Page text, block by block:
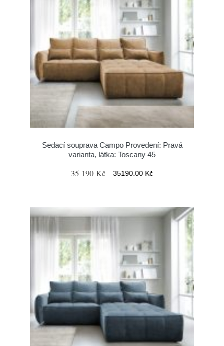
Sedací souprava Campo Provedení: Pravá
varianta, látka: Toscany 45
35 190 Kč 35190.00 Kč